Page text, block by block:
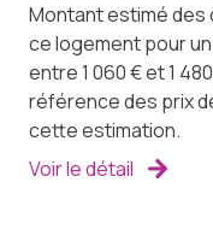
Montant estimé des
ce logement pour
entre 1 060 € et 1
référence des prix
cette estimation.
Voir le détail